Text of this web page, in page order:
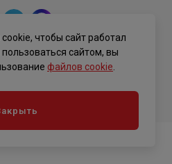
чтобы сайт работал
сайтом, вы
файлов cookie